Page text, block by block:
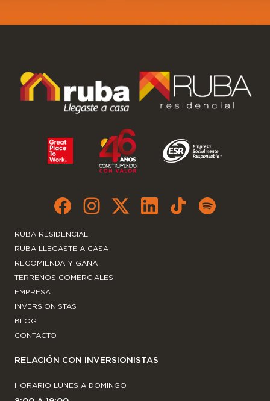
RUBA RESIDENCIAL
RUBA LLEGASTE A CASA
RECOMIENDA Y GANA
TERRENOS COMERCIALES
EMPRESA
INVERSIONISTAS
BLOG
CONTACTO
RELACIÓN CON INVERSIONISTAS
HORARIO LUNES A DOMINGO